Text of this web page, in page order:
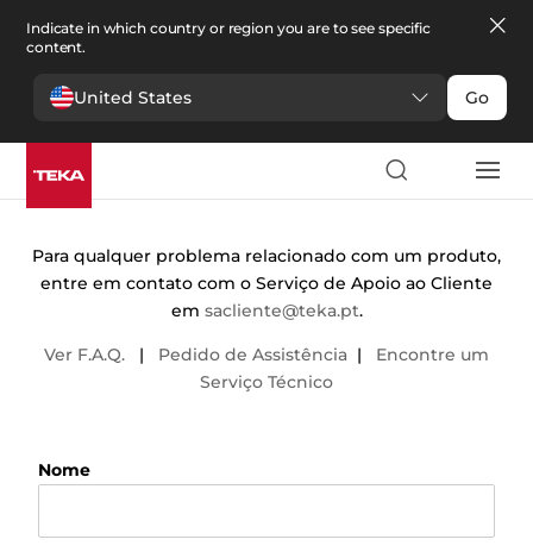
Indicate in which country or region you are to see specific
content.
United States Go
Para qualquer problema relacionado com um produto,
entre em contato com o Serviço de Apoio ao Cliente
em sacliente@teka.pt.
Ver F.A.Q. | Pedido de Assistência | Encontre um
Serviço Técnico
Nome